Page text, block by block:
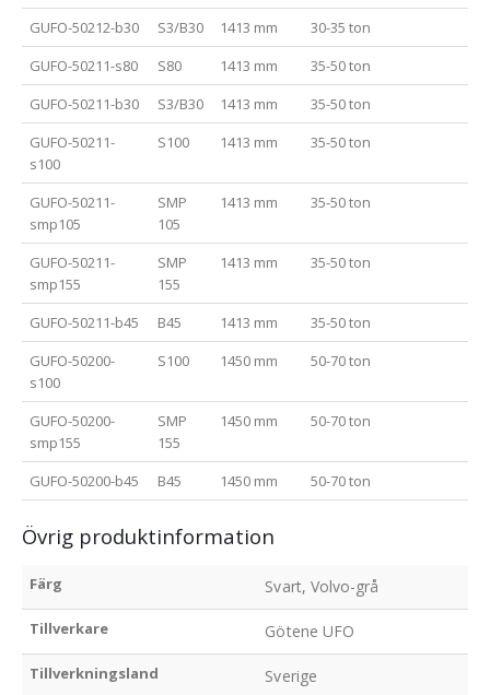
GUFO-50212-b30
S3/B30 1413 mm 30-35 ton
GUFO-50211-s80
S80 1413 mm 35-50 ton
GUFO-50211-b30
S3/B30 1413 mm 35-50 ton
GUFO-50211-
s100
S100 1413 mm 35-50 ton
GUFO-50211-
smp105
SMP
105
1413 mm 35-50 ton
GUFO-50211-
smp155
SMP
155
1413 mm 35-50 ton
GUFO-50211-b45 B45 1413 mm 35-50 ton
GUFO-50200-
s100
S100 1450 mm 50-70 ton
GUFO-50200-
smp155
SMP
155
1450 mm 50-70 ton
GUFO-50200-b45 B45 1450 mm 50-70 ton
Övrig produktinformation
Färg Svart, Volvo-grå
Tillverkare Götene UFO
Tillverkningsland Sverige